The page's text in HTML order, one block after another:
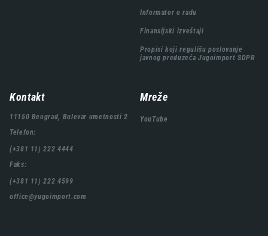
Informator o radu
Finansijski izveštaji
Propisi koji regulišu poslovanje
javnog preduzeća Jugoimport SDPR
Kontakt
11150 Beograd, Bulevar umetnosti 2
Telefon:
(+381 11) 222 4444
Faks:
(+381 11) 222 4599
office@yugoimport.com
Mreže
YouTube